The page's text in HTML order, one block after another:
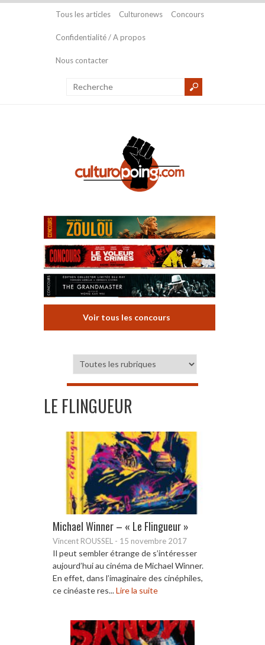
Tous les articles Culturonews Concours
Confidentialité / A propos
Nous contacter
Voir tous les concours
LE FLINGUEUR
Michael Winner – « Le Flingueur »
Vincent ROUSSEL - 15 novembre 2017
Il peut sembler étrange de s’intéresser
aujourd’hui au cinéma de Michael Winner.
En effet, dans l’imaginaire des cinéphiles,
ce cinéaste res...Lire la suite